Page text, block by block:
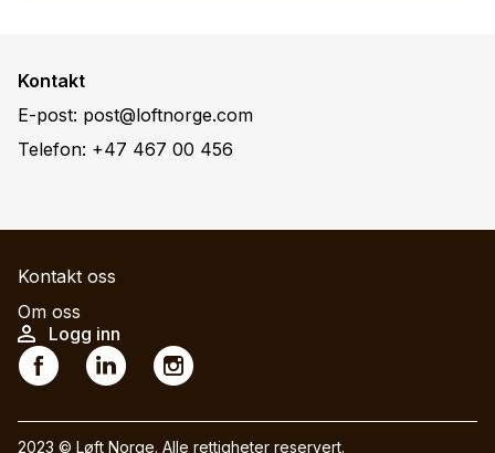
Kontakt
E-post: post@loftnorge.com
Telefon: +47 467 00 456
M
a
i
n
a
Kontakt oss
Om oss
U
s
r
Logg inn
S
o
c
2023 © Løft Norge. Alle rettigheter reservert.